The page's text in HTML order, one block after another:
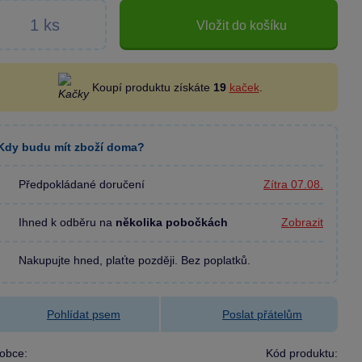
Vložit do košíku
Koupí produktu získáte 19 kaček.
budu mít zboží doma?
Předpokládané doručení Zítra 07.08.
Ihned k odběru na několika pobočkách Zobrazit
Nakupujte hned, plaťte později. Bez poplatků.
Pohlídat psem Poslat přátelům
Kód produktu: